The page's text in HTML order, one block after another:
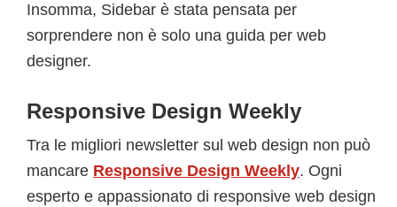
Insomma, Sidebar è stata pensata per
sorprendere non è solo una guida per web
designer.
Responsive Design Weekly
Tra le migliori newsletter sul web design non può
mancare Responsive Design Weekly. Ogni
esperto e appassionato di responsive web design